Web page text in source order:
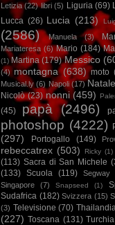
Letizia (22) libri (5) Liguria (69)
Lucca (26) Lucia (213)
(2586)
Manuela (3)
Mariateresa (6) Mario (184)
(1) Martina (179) Messico
(4) montagna (638) moto
Musical.ly (6) Napoli (17) Natale
Nicolò (23) nonni (459)
(45)
papà (2496)
photoshop (4222)
(297)
Portogallo (149)
rebeccatrex (503) Ricky (1)
(113) Sacra di San Michele
(133) Scuola (119) Segway
Singapore (7) Snapseed (1)
Sudafrica (182) Svizzera (15)
(3) Televisione (70)
(227) Toscana (131) Turchia